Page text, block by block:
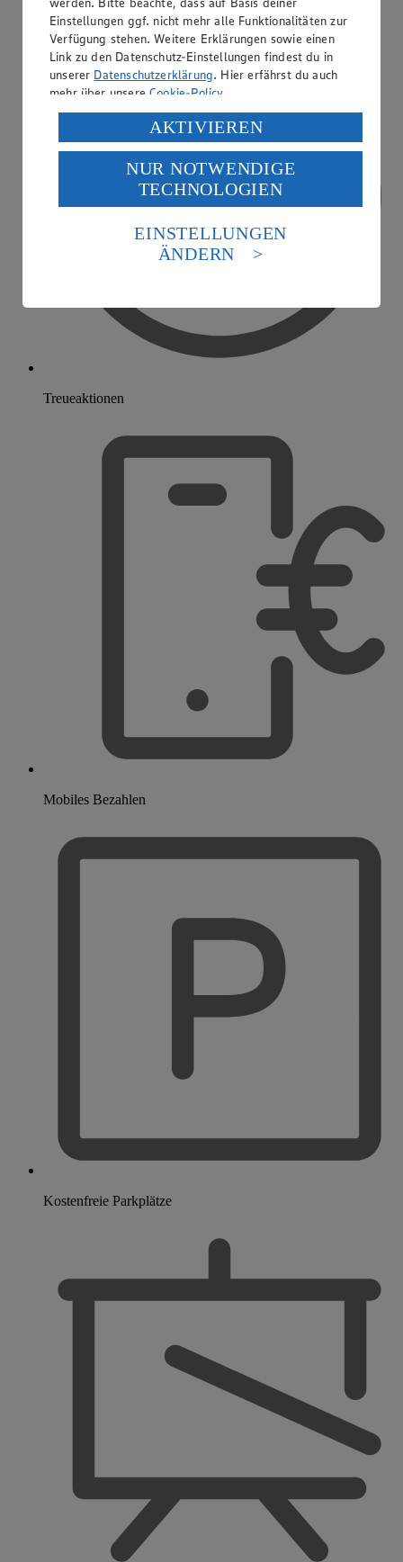
Treueaktionen
Mobiles Bezahlen
Kostenfreie Parkplätze
Einstellungen ggf. nicht mehr alle Funktionalitäten zur
Verfügung stehen. Weitere Erklärungen sowie einen
Link zu den Datenschutz-Einstellungen findest du in
unserer Datenschutzerklärung. Hier erfährst du auch
mehr über unsereCookie-Policy.
Verarbeitung deiner personenbezogenen Daten in den
USA durch Facebook und YouTube:
Wenn du auf „Aktivieren“ klickst, willigst du im Sinne
des Art. 49 Abs. 1 Satz 1 lit. a) DSGVO ein, dass deine
Daten in den USA verarbeitet werden. Der EuGH sieht
die USA als Land mit einem nach europäischen
Standards nicht angemessenen Datenschutzniveau an.
Es besteht das Risiko eines Zugriffs durch US-
Informationen zum Herausgeber der Seite findest du
Impressum
AKTIVIEREN
NUR NOTWENDIGE
TECHNOLOGIEN
EINSTELLUNGEN
ÄNDERN